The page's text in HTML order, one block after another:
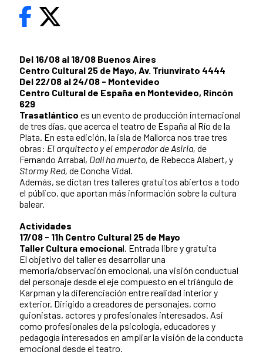
Del 16/08 al 18/08 Buenos Aires
Centro Cultural 25 de Mayo, Av. Triunvirato 4444
Del 22/08 al 24/08 - Montevideo
Centro Cultural de España en Montevideo, Rincón
629
Trasatlántico es un evento de producción internacional
de tres días, que acerca el teatro de España al Río de la
Plata. En esta edición, la isla de Mallorca nos trae tres
obras: El arquitecto y el emperador de Asiria, de
Fernando Arrabal, Dalí ha muerto, de Rebecca Alabert, y
Stormy Red, de Concha Vidal.
Además, se dictan tres talleres gratuitos abiertos a todo
el público, que aportan más información sobre la cultura
balear.
Actividades
17/08 - 11h Centro Cultural 25 de Mayo
Taller Cultura emocional. Entrada libre y gratuita
El objetivo del taller es desarrollar una
memoria/observación emocional, una visión conductual
del personaje desde el eje compuesto en el triángulo de
Karpman y la diferenciación entre realidad interior y
exterior. Dirigido a creadores de personajes, como
guionistas, actores y profesionales interesados. Así
como profesionales de la psicología, educadores y
pedagogía interesados en ampliar la visión de la conducta
emocional desde el teatro.